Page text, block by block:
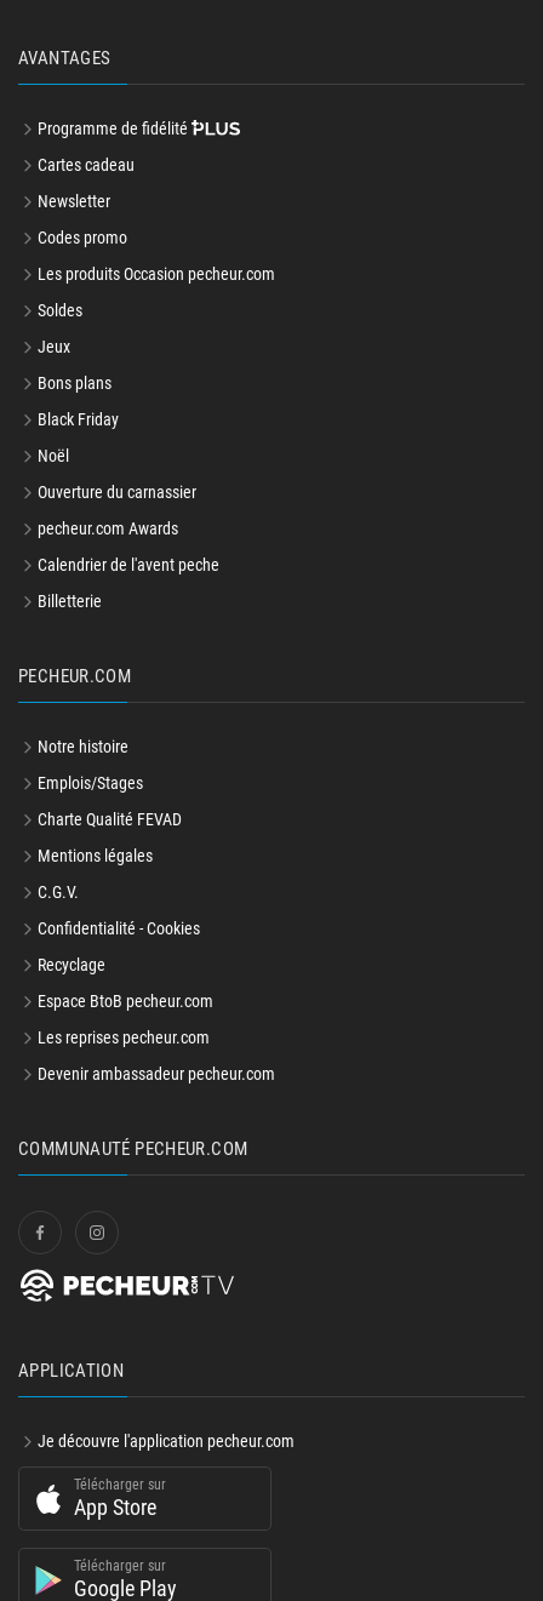
AVANTAGES
Programme de fidélité
Cartes cadeau
Newsletter
Codes promo
Les produits Occasion pecheur.com
Soldes
Jeux
Bons plans
Black Friday
Noël
Ouverture du carnassier
pecheur.com Awards
Calendrier de l'avent peche
Billetterie
PECHEUR.COM
Notre histoire
Emplois/Stages
Charte Qualité FEVAD
Mentions légales
C.G.V.
Confidentialité - Cookies
Recyclage
Espace BtoB pecheur.com
Les reprises pecheur.com
Devenir ambassadeur pecheur.com
COMMUNAUTÉ PECHEUR.COM
APPLICATION
Je découvre l'application pecheur.com
Télécharger sur
App Store
Télécharger sur
Google Play